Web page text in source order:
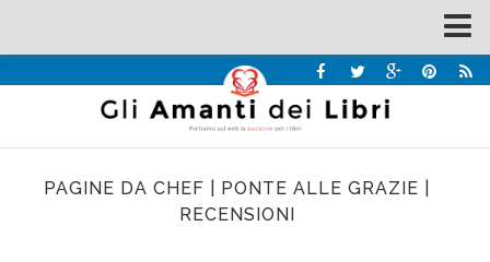
Recensioni
Interviste & Incontri
Bandi
PAGINE DA CHEF PONTE ALLE GRAZIE
RECENSIONI